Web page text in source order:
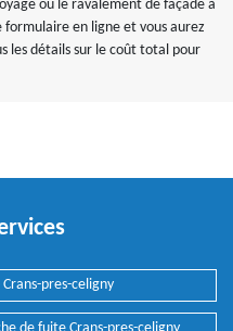
ou le ravalement de façade à
formulaire en ligne et vous aurez
les détails sur le coût total pour
pres-celigny